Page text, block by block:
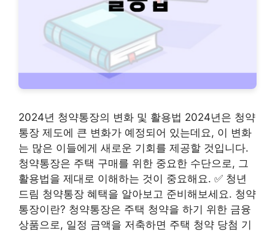
2024년 청약통장의 변화 및 활용법 2024년은 청약
통장 제도에 큰 변화가 예정되어 있는데요, 이 변화
는 많은 이들에게 새로운 기회를 제공할 것입니다.
청약통장은 주택 구매를 위한 중요한 수단으로, 그
활용법을 제대로 이해하는 것이 중요해요. ✅ 청년
드림 청약통장 혜택을 알아보고 준비해보세요. 청약
통장이란? 청약통장은 주택 청약을 하기 위한 금융
상품으로, 일정 금액을 저축하면 주택 청약 당첨 기